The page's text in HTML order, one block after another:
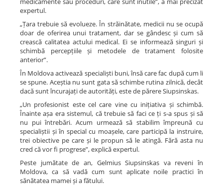
expertul.
„Țara trebuie să evolueze. În străinătate, medicii nu se ocupă
doar de oferirea unui tratament, dar se gândesc și cum să
crească calitatea actului medical. Ei se informează singuri și
schimbă percepțiile și metodele de tratament folosite
anterior”.
În Moldova activează specialiști buni, însă care fac după cum li
se spune. Aceștia nu sunt gata să schimbe rutina zilnică, decât
dacă sunt încurajați de autorități, este de părere Siupsinskas.
„Un profesionist este cel care vine cu inițiativa și schimbă.
Înainte așa era sistemul, că trebuie să faci ce ți s-a spus și să
nu pui întrebări. Acum urmează să stabilim împreună cu
specialiștii și în special cu moașele, care participă la instruire,
trei obiective pe care și le propun să le atingă. Fără asta nu
cred că vor fi progrese”, explică expertul.
Peste jumătate de an, Gelmius Siupsinskas va reveni în
Moldova, ca să vadă cum sunt aplicate noile practici în
sănătatea mamei și a fătului.